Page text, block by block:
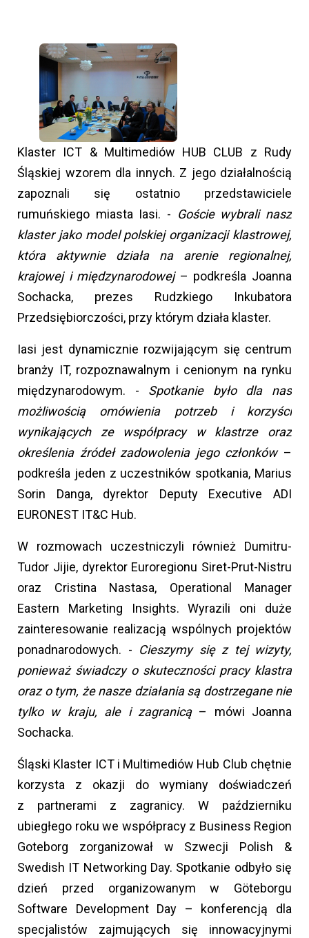
Klaster ICT & Multimediów HUB CLUB z Rudy
Śląskiej wzorem dla innych. Z jego działalnością
zapoznali się ostatnio przedstawiciele
rumuńskiego miasta Iasi. - Goście wybrali nasz
klaster jako model polskiej organizacji klastrowej,
która aktywnie działa na arenie regionalnej,
krajowej i międzynarodowej– podkreśla Joanna
Sochacka, prezes Rudzkiego Inkubatora
Przedsiębiorczości, przy którym działa klaster.
Iasi jest dynamicznie rozwijającym się centrum
branży IT, rozpoznawalnym i cenionym na rynku
międzynarodowym. - Spotkanie było dla nas
możliwością omówienia potrzeb i korzyści
wynikających ze współpracy w klastrze oraz
określenia źródeł zadowolenia jego członków–
podkreśla jeden z uczestników spotkania, Marius
Sorin Danga, dyrektor Deputy Executive ADI
EURONEST IT&C Hub.
W rozmowach uczestniczyli również Dumitru-
Tudor Jijie, dyrektor Euroregionu Siret-Prut-Nistru
oraz Cristina Nastasa, Operational Manager
Eastern Marketing Insights. Wyrazili oni duże
zainteresowanie realizacją wspólnych projektów
ponadnarodowych. - Cieszymy się z tej wizyty,
ponieważ świadczy o skuteczności pracy klastra
oraz o tym, że nasze działania są dostrzegane nie
tylko w kraju, ale i zagranicą– mówi Joanna
Sochacka.
Śląski Klaster ICT i Multimediów Hub Club chętnie
korzysta z okazji do wymiany doświadczeń
z partnerami z zagranicy. W październiku
ubiegłego roku we współpracy z Business Region
Goteborg zorganizował w Szwecji Polish &
Swedish IT Networking Day. Spotkanie odbyło się
dzień przed organizowanym w Göteborgu
Software Development Day – konferencją dla
specjalistów zajmujących się innowacyjnymi